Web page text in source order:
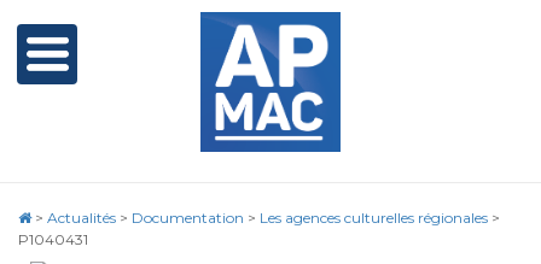
> Actualités > Documentation > Les agences culturelles régionales >
P1040431